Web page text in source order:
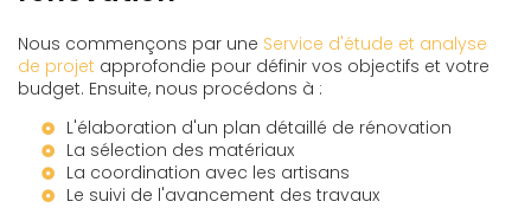
Nous commençons par une Service d'étude et analyse
de projet approfondie pour définir vos objectifs et votre
budget. Ensuite, nous procédons à :
L'élaboration d'un plan détaillé de rénovation
La sélection des matériaux
La coordination avec les artisans
Le suivi de l'avancement des travaux